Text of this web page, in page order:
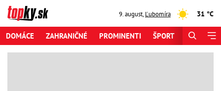
9. august,Ľubomíra 31 °C
DOMÁCE ZAHRANIČNÉ PROMINENTI ŠPORT